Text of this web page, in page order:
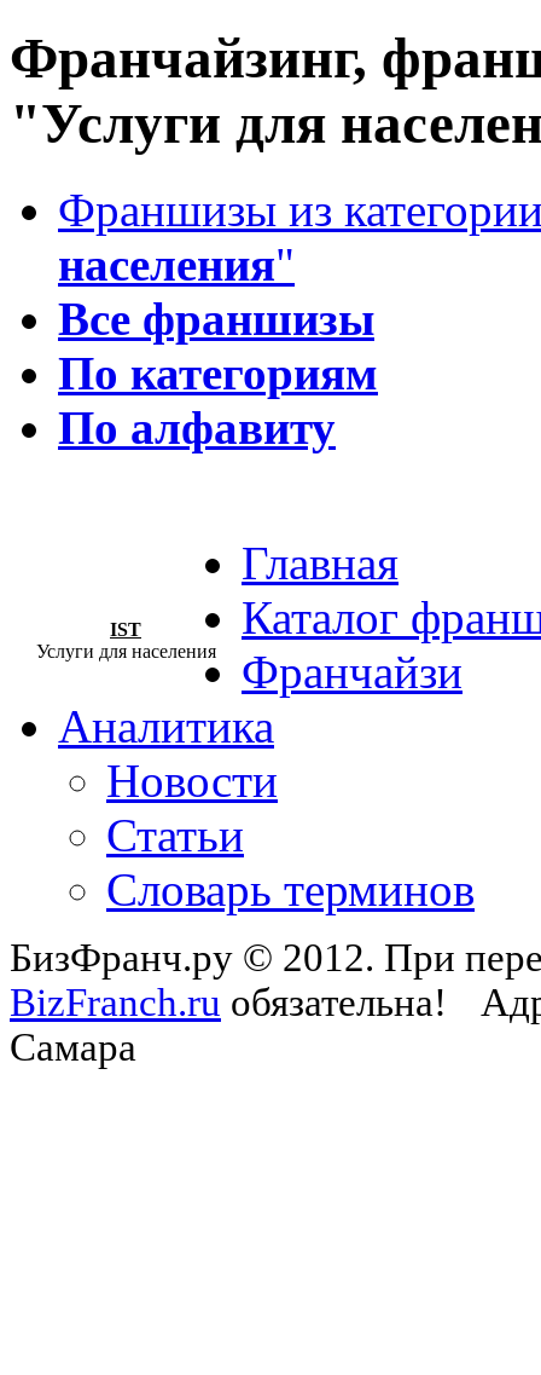
Франчайзинг,
"Услуги для
Франшизы из
населения"
Все франшизы
По категориям
По алфавиту
IST
Услуги для населения
Главная
Каталог
Франчайзи
Аналитика
Новости
Статьи
Словарь терминов
БизФранч.ру © 2012. При
BizFranch.ru обязательна!
Самара